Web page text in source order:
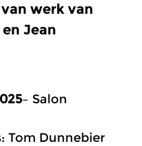
werk van
Jean
– Salon
Tom Dunnebier